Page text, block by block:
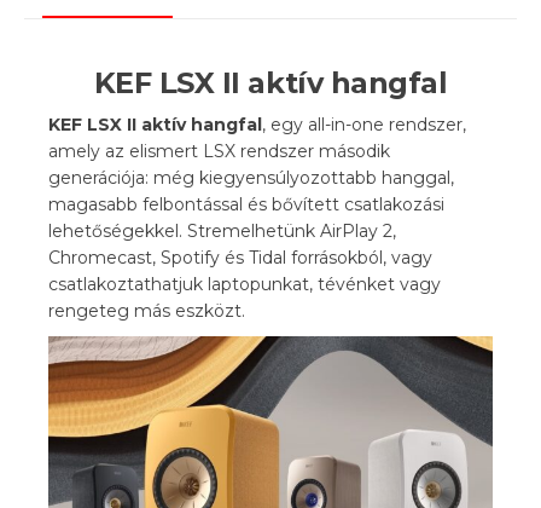
KEF LSX II aktív hangfal
KEF LSX II aktív hangfal, egy all-in-one rendszer,
amely az elismert LSX rendszer második
generációja: még kiegyensúlyozottabb hanggal,
magasabb felbontással és bővített csatlakozási
lehetőségekkel. Stremelhetünk AirPlay 2,
Chromecast, Spotify és Tidal forrásokból, vagy
csatlakoztathatjuk laptopunkat, tévénket vagy
rengeteg más eszközt.